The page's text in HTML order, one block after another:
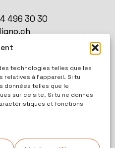
technologies telles que les
à l'appareil. Si tu
données telles que le
sur ce site. Si tu ne donnes
et fonctions
496 30 30